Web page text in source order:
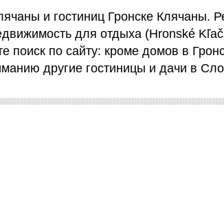
и гостиниц Гронске Клячаны.
для отдыха (Hronské
поиск по сайту: кроме домов в
другие гостиницы и дачи в